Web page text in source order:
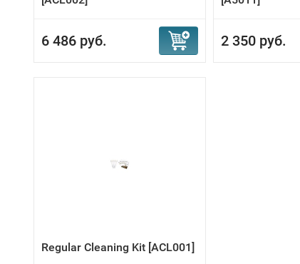
6 486 руб. 2 350 руб.
Regular Cleaning Kit [ACL001]